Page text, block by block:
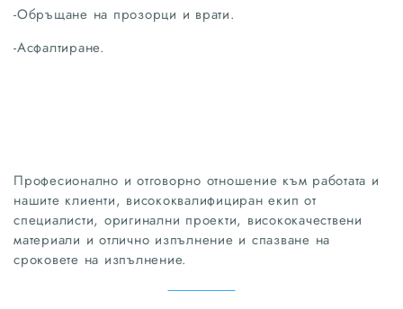
-Обръщане на прозорци и врати.
-Асфалтиране.
Професионално и отговорно отношение към работата и
нашите клиенти, висококвалифициран екип от
специалисти, оригинални проекти, висококачествени
материали и отлично изпълнение и спазване на
сроковете на изпълнение.